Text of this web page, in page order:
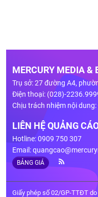
MERCURY MEDIA &
Trụ sở: 27 đường A4,
Điện thoại: (028)-
Chịu trách nhiệm nội
LIÊN HỆ QUẢNG
Hotline: 0909 750 307
Email:
BẢNG GIÁ
Giấy phép số 02/GP-TTĐT